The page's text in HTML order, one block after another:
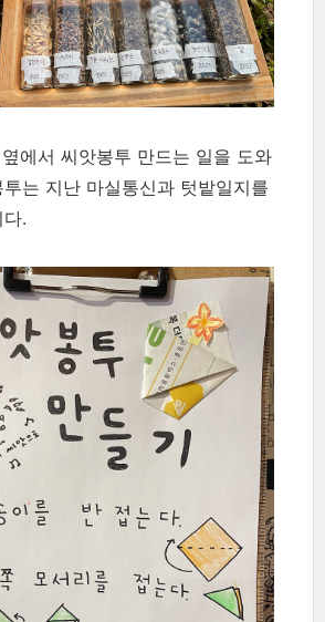
에서 씨앗봉투 만드는 일을 도와
는 지난 마실통신과 텃밭일지를
.